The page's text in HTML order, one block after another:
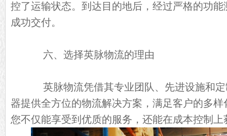
控了运输状态。到达目的地后，经过严格的功
成功交付。
六、选择英脉物流的理由
英脉物流凭借其专业团队、先进设施和定
器提供全方位的物流解决方案，满足客户的多
您不仅能享受到优质的服务，还能在成本控制上